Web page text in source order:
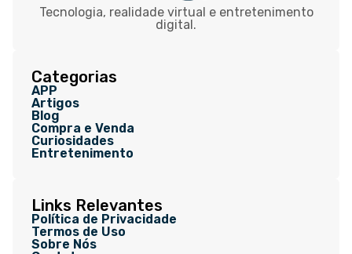
Tecnologia, realidade virtual e entretenimento
digital.
Categorias
APP
Artigos
Blog
Compra e Venda
Curiosidades
Entretenimento
Links Relevantes
Política de Privacidade
Termos de Uso
Sobre Nós